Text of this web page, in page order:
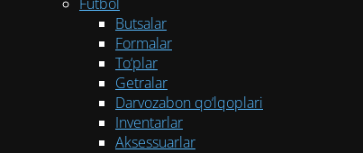
Butsalar
Formalar
To‘plar
Getralar
Darvozabon qo‘lqoplari
Inventarlar
Aksessuarlar